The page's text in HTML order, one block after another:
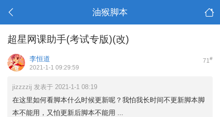
油猴脚本
超星网课助手(考试专版)(改)
71#
李恒道
2021-1-1 09:29:59
jizzzzij 发表于 2021-1-1 08:19
在这里如何看脚本什么时候更新呢？我怕我长时间不更新脚本脚
本不能用，又怕更新后脚本不能用 ...